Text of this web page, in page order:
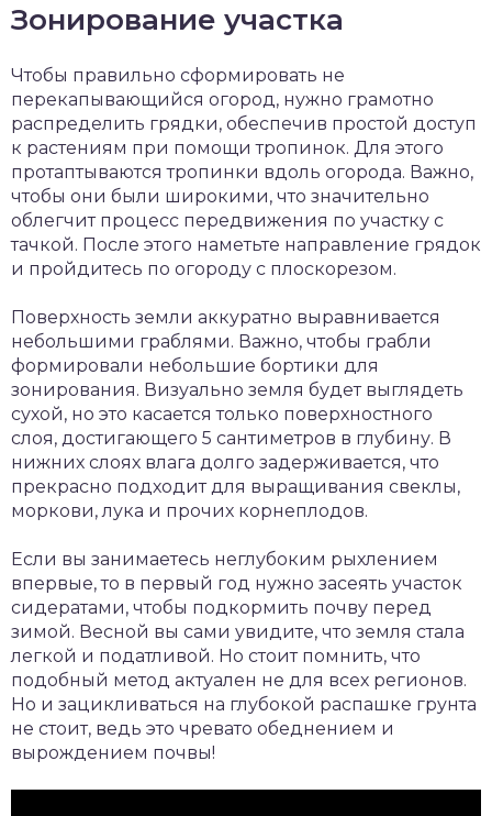
Зонирование участка
Чтобы правильно сформировать не
перекапывающийся огород, нужно грамотно
распределить грядки, обеспечив простой доступ
к растениям при помощи тропинок. Для этого
протаптываются тропинки вдоль огорода. Важно,
чтобы они были широкими, что значительно
облегчит процесс передвижения по участку с
тачкой. После этого наметьте направление грядок
и пройдитесь по огороду с плоскорезом.
Поверхность земли аккуратно выравнивается
небольшими граблями. Важно, чтобы грабли
формировали небольшие бортики для
зонирования. Визуально земля будет выглядеть
сухой, но это касается только поверхностного
слоя, достигающего 5 сантиметров в глубину. В
нижних слоях влага долго задерживается, что
прекрасно подходит для выращивания свеклы,
моркови, лука и прочих корнеплодов.
Если вы занимаетесь неглубоким рыхлением
впервые, то в первый год нужно засеять участок
сидератами, чтобы подкормить почву перед
зимой. Весной вы сами увидите, что земля стала
легкой и податливой. Но стоит помнить, что
подобный метод актуален не для всех регионов.
Но и зацикливаться на глубокой распашке грунта
не стоит, ведь это чревато обеднением и
вырождением почвы!